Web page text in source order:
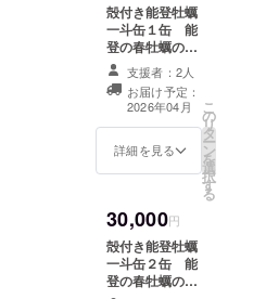
殻付き能登牡蠣
一斗缶１缶 能
登の春牡蠣の旬
の時期にお送り
いたします。 名
称（殻付き生牡
蠣） 内容量
（18L缶約70個
入り） 保存方法:
地：石川県七尾
市
支援者：2人
お届け予定：
2026年04月
詳細を見る
こ
の
リ
タ
ー
ン
を
選
択
す
る
30,000円
殻付き能登牡蠣
一斗缶２缶 能
登の春牡蠣の旬